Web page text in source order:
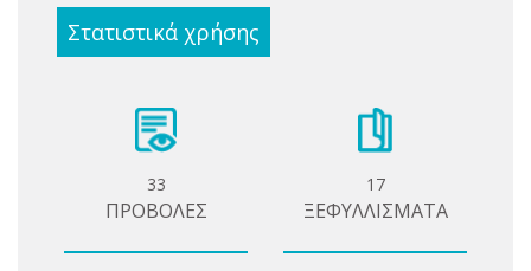
Στατιστικά χρήσης
33
ΠΡΟΒΟΛΕΣ
17
ΞΕΦΥΛΛΙΣΜΑΤΑ